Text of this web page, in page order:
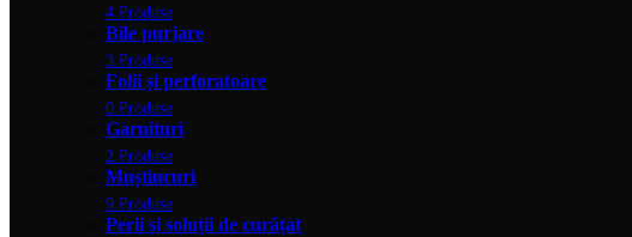
4 Produse
Bile purjare
3 Produse
Folii și perforatoare
0 Produse
Garnituri
2 Produse
Muștiucuri
9 Produse
Perii și soluții de curățat